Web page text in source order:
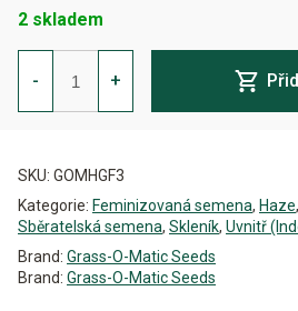
2 skladem
-
Haze
GOM
Auto
Feminizovaná
+
SKU: GOMHGF3
Kategorie: Feminizovaná semena, Haze,
Sběratelská semena, Skleník, Uvnitř
Brand: Grass-O-Matic Seeds
Brand: Grass-O-Matic Seeds